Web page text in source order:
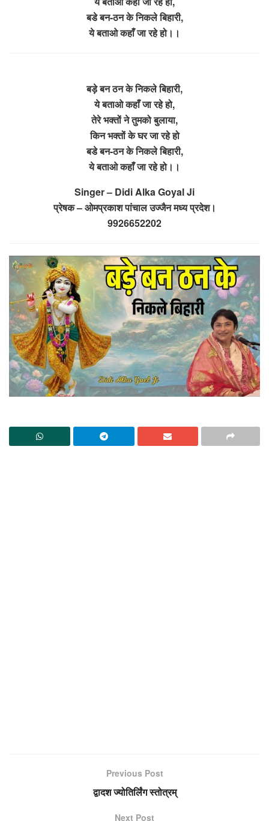
बडे बन-ठन के निकले बिहारी,
ये बताओ कहाँ जा रहे हो।।
बड़े बन ठन के निकले बिहारी,
ये बताओ कहाँ जा रहे हो,
तेरे भक्तों ने तुमको बुलाया,
किन भक्तों के घर जा रहे हो
बडे बन-ठन के निकले बिहारी,
ये बताओ कहाँ जा रहे हो।।
Singer – Didi Alka Goyal Ji
प्रेषक – ओमप्रकाश पांचाल उज्जैन मध्य प्रदेश।
9926652202
Previous Post
द्वादश ज्योतिर्लिंग स्तोत्रम्
Next Post